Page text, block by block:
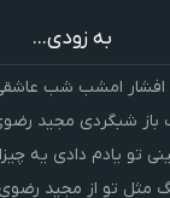
به زودی...
افشار امشب شب
باز شبگردی مجید
تو یادم دادی یه
مثل تو از مجید